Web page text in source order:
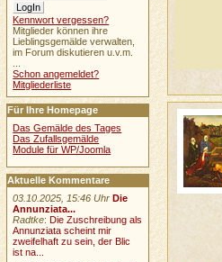
Kennwort vergessen?
Mitglieder können ihre
Lieblingsgemälde verwalten,
im Forum diskutieren u.v.m.
Schon angemeldet?
Mitgliederliste
Für Ihre Homepage
Das Gemälde des Tages
Das Zufallsgemälde
Module für WP/Joomla
Aktuelle Kommentare
03.10.2025, 15:46 Uhr Die
Annunziata...
Radtke: Die Zuschreibung als
Annunziata scheint mir
zweifelhaft zu sein, der Blic
ist na...